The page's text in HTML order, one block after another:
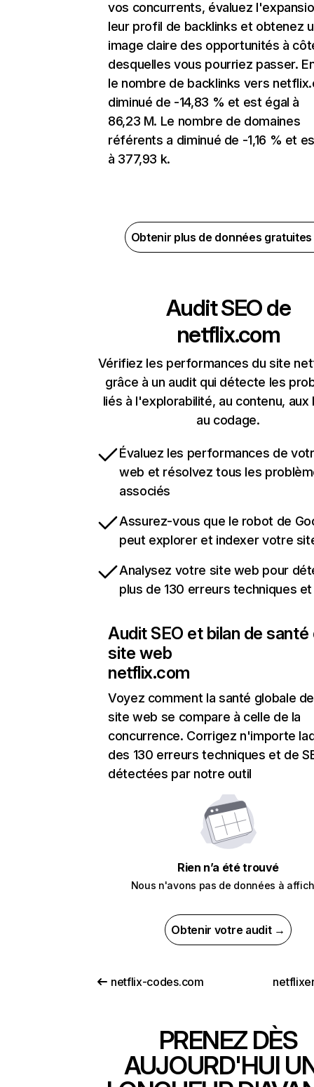
vos concurrents, évaluez
leur profil de backlinks et obtenez
image claire des opportunités à
desquelles vous pourriez passer.
le nombre de backlinks vers
diminué de -14,83 % et est égal à
86,23 M. Le nombre de domaines
référents a diminué de -1,16 % et
à 377,93 k.
Obtenir plus de données
Audit SEO de
netflix.com
Vérifiez les performances du site
grâce à un audit qui détecte les
liés à l'explorabilité, au contenu, aux
au codage.
Évaluez les performances de
web et résolvez tous les
associés
Assurez-vous que le robot de
peut explorer et indexer votre
Analysez votre site web pour
plus de 130 erreurs techniques et
Audit SEO et bilan de santé
site web
netflix.com
Voyez comment la santé globale
site web se compare à celle de la
concurrence. Corrigez n'importe
des 130 erreurs techniques et de
détectées par notre outil
Rien n’a été trouvé
Nous n'avons pas de données à
Obtenir votre audit →
netflix-codes.com
PRENEZ DÈS
AUJOURD'HUI